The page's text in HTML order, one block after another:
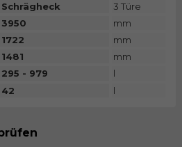
Schrägheck
3 Türe
3950
mm
1722
mm
1481
mm
295 - 979
l
42 l